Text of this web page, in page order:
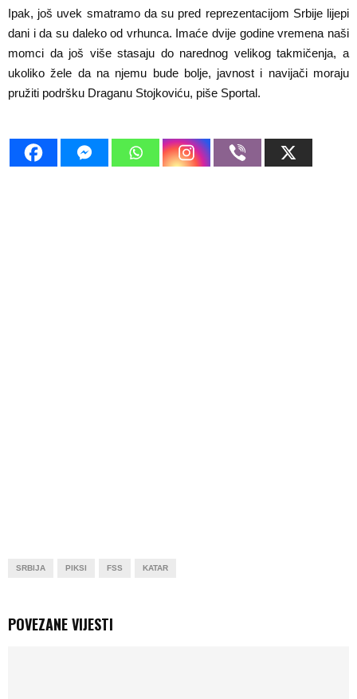
Ipak, još uvek smatramo da su pred reprezentacijom Srbije lijepi
dani i da su daleko od vrhunca. Imaće dvije godine vremena naši
momci da još više stasaju do narednog velikog takmičenja, a
ukoliko žele da na njemu bude bolje, javnost i navijači moraju
pružiti podršku Draganu Stojkoviću, piše Sportal.
SRBIJA PIKSI FSS KATAR
POVEZANE VIJESTI